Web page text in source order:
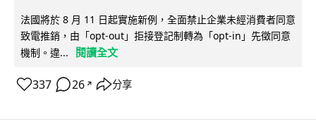
法國將於 8 月 11 日起實施新例，全面禁止企業未經消費者同意
致電推銷，由「opt-out」拒接登記制轉為「opt-in」先徵同意
機制。違...
閱讀全文
337 26 ↗ 分享